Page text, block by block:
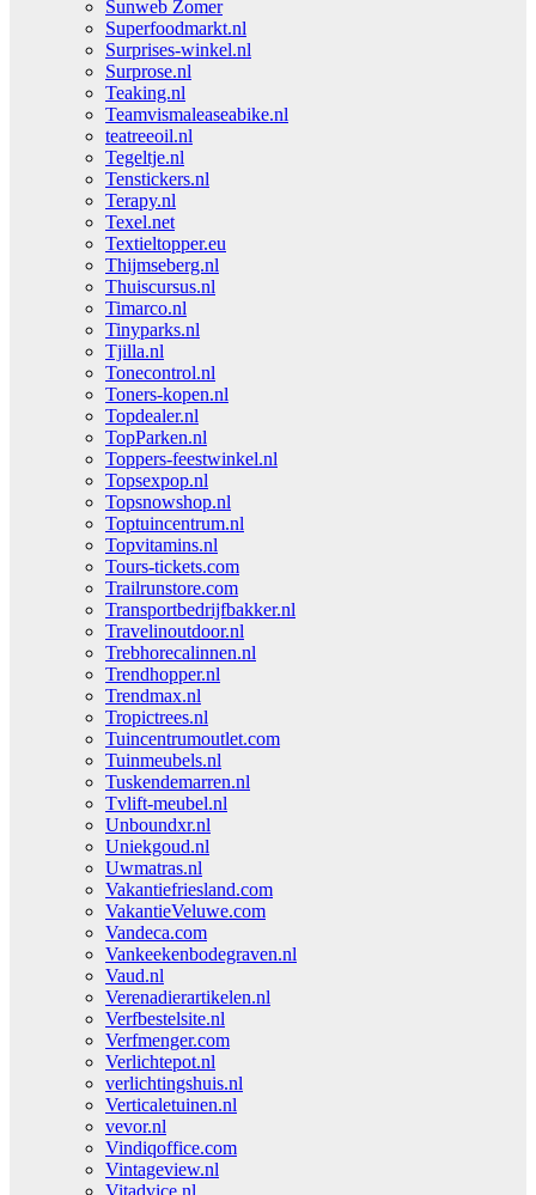
Sunweb Zomer
Superfoodmarkt.nl
Surprises-winkel.nl
Surprose.nl
Teaking.nl
Teamvismaleaseabike.nl
teatreeoil.nl
Tegeltje.nl
Tenstickers.nl
Terapy.nl
Texel.net
Textieltopper.eu
Thijmseberg.nl
Thuiscursus.nl
Timarco.nl
Tinyparks.nl
Tjilla.nl
Tonecontrol.nl
Toners-kopen.nl
Topdealer.nl
TopParken.nl
Toppers-feestwinkel.nl
Topsexpop.nl
Topsnowshop.nl
Toptuincentrum.nl
Topvitamins.nl
Tours-tickets.com
Trailrunstore.com
Transportbedrijfbakker.nl
Travelinoutdoor.nl
Trebhorecalinnen.nl
Trendhopper.nl
Trendmax.nl
Tropictrees.nl
Tuincentrumoutlet.com
Tuinmeubels.nl
Tuskendemarren.nl
Tvlift-meubel.nl
Unboundxr.nl
Uniekgoud.nl
Uwmatras.nl
Vakantiefriesland.com
VakantieVeluwe.com
Vandeca.com
Vankeekenbodegraven.nl
Vaud.nl
Verenadierartikelen.nl
Verfbestelsite.nl
Verfmenger.com
Verlichtepot.nl
verlichtingshuis.nl
Verticaletuinen.nl
vevor.nl
Vindiqoffice.com
Vintageview.nl
Vitadvice.nl